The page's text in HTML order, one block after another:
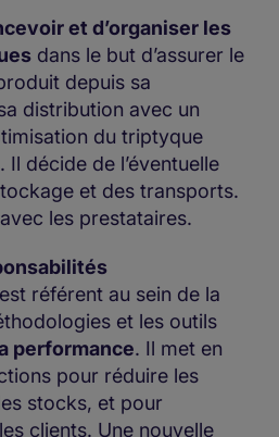
et d’organiser les
dans le but d’assurer le
depuis sa
distribution avec un
du triptyque
décide de l’éventuelle
et des transports.
les prestataires.
référent au sein de la
et les outils
performance. Il met en
pour réduire les
stocks, et pour
clients. Une nouvelle